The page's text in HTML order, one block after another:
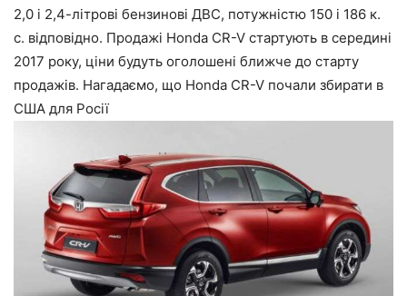
2,0 і 2,4-літрові бензинові ДВС, потужністю 150 і 186 к.
с. відповідно. Продажі Honda CR-V стартують в середині
2017 року, ціни будуть оголошені ближче до старту
продажів. Нагадаємо, що Honda CR-V почали збирати в
США для Росії